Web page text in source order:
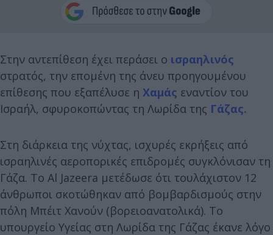
Στην αντεπίθεση έχει περάσει ο ισραηλινός
στρατός, την επομένη της άνευ προηγουμένου
επίθεσης που εξαπέλυσε η Χαμάς εναντίον του
Ισραήλ, σφυροκοπώντας τη Λωρίδα της Γάζας.
Στη διάρκεια της νύχτας, ισχυρές εκρήξεις από
ισραηλινές αεροπορικές επιδρομές συγκλόνισαν τη
Γάζα. Το Al Jazeera μετέδωσε ότι τουλάχιστον 12
άνθρωποι σκοτώθηκαν από βομβαρδισμούς στην
πόλη Μπέιτ Χανούν (βορειοανατολικά). Το
υπουργείο Υγείας στη Λωρίδα της Γάζας έκανε λόγο